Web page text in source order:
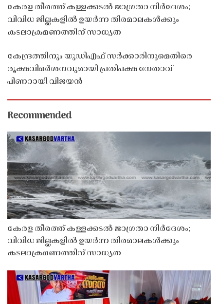
കേരള തീരത്ത് കള്ളക്കടൽ ജാഗ്രതാ നിർദേശം;
വിവിധ ജില്ലകളിൽ ഉയർന്ന തിരമാലകൾക്കും
കടലാക്രമണത്തിന് സാധ്യത
കേന്ദ്രത്തിനും യുഡിഎഫ് സർക്കാരിനുമെതിരെ
രൂക്ഷവിമർശനവുമായി പ്രതിപക്ഷ നേതാവ്
പിണറായി വിജയൻ
Recommended
കേരള തീരത്ത് കള്ളക്കടൽ ജാഗ്രതാ നിർദേശം;
വിവിധ ജില്ലകളിൽ ഉയർന്ന തിരമാലകൾക്കും
കടലാക്രമണത്തിന് സാധ്യത